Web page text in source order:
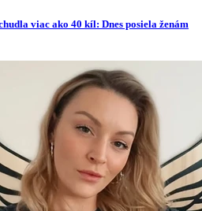
viac ako 40 kíl: Dnes posiela ženám